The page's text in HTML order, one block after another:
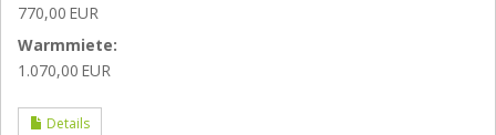
770,00 EUR
Warmmiete:
1.070,00 EUR
Details